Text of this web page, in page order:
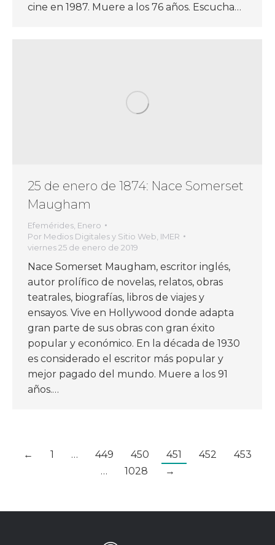
cine en 1987. Muere a los 76 años. Escucha…
25 de enero de 1874: Nace Somerset
Maugham
Efemérides Enero
Por Medios Digitales y Sitio Web, IMER
viernes 25 de enero de 2019
Nace Somerset Maugham, escritor inglés,
autor prolífico de novelas, relatos, obras
teatrales, biografías, libros de viajes y
ensayos. Vive en Hollywood donde adapta
gran parte de sus obras con gran éxito
popular y económico. En la década de 1930
es considerado el escritor más popular y
mejor pagado del mundo. Muere a los 91
años.…
← 1 … 449 450 451 452
453
…
1028 →